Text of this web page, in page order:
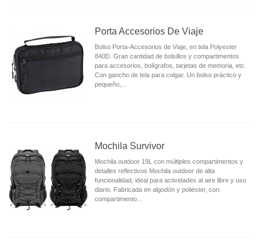
Porta Accesorios De Viaje
Bolso Porta-Accesorios de Viaje, en tela Polyester
840D. Gran cantidad de bolsillos y compartimentos
para accesorios, bolígrafos, tarjetas de memoria, etc.
Con gancho de tela para colgar. Un bolso práctico y
pequeño,...
Mochila Survivor
Mochila outdoor 19L con múltiples compartimentos y
detalles reflectivos Mochila outdoor de alta
funcionalidad, ideal para actividades al aire libre y uso
diario. Fabricada en algodón y poliéster, con
compartimento...